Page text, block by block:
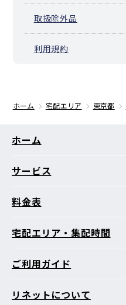
取扱除外品
利用規約
ホーム 宅配エリア 東京都
ホーム
サービス
料金表
宅配エリア・集配時間
ご利用ガイド
リネットについて